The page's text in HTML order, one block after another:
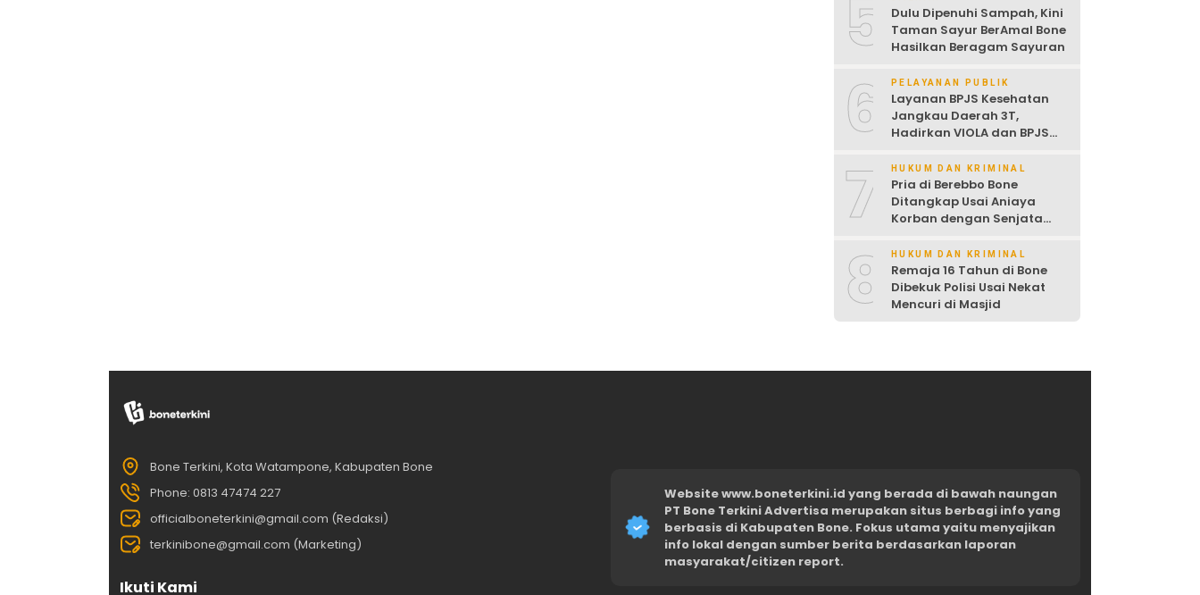
5
Dulu Dipenuhi Sampah, Kini
Taman Sayur BerAmal Bone
Hasilkan Beragam Sayuran
6 PELAYANAN PUBLIK
Layanan BPJS Kesehatan
Jangkau Daerah 3T,
Hadirkan VIOLA dan BPJS
Akses JKN
7 HUKUM DAN KRIMINAL
Pria di Berebbo Bone
Ditangkap Usai Aniaya
Korban dengan Senjata
8 HUKUM DAN KRIMINAL
Remaja 16 Tahun di Bone
Dibekuk Polisi Usai Nekat
Mencuri di Masjid
Bone Terkini, Kota Watampone, Kabupaten Bone
Phone: 0813 47474 227
officialboneterkini@gmail.com (Redaksi)
terkinibone@gmail.com (Marketing)
Ikuti Kami
Website www.boneterkini.id yang berada di bawah naungan
PT Bone Terkini Advertisa merupakan situs berbagi info yang
berbasis di Kabupaten Bone. Fokus utama yaitu menyajikan
info lokal dengan sumber berita berdasarkan laporan
masyarakat/citizen report.